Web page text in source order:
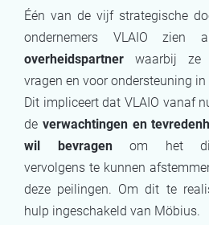
Één van de vijf strategische
ondernemers VLAIO
overheidspartner waarbij ze
vragen en voor ondersteuning
Dit impliceert dat VLAIO vanaf
de verwachtingen en
wil bevragen om het
vervolgens te kunnen
deze peilingen. Om dit te
hulp ingeschakeld van Möbius.